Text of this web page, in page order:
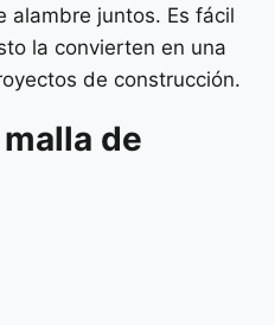
alambre juntos. Es fácil
la convierten en una
de construcción.
de